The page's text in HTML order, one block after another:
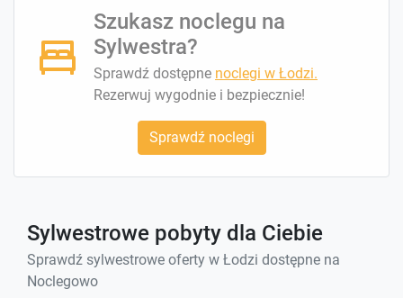
Szukasz noclegu na
Sylwestra?
Sprawdź dostępne noclegi w Łodzi.
Rezerwuj wygodnie i bezpiecznie!
Sprawdź noclegi
Sylwestrowe pobyty dla Ciebie
Sprawdź sylwestrowe oferty w Łodzi dostępne na
Noclegowo